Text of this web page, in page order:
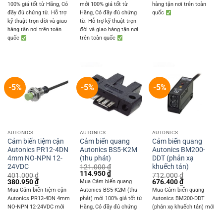
100% giá tốt từ Hãng, Có
đầy đủ chứng từ. Hỗ trợ
kỹ thuật trọn đời và giao
hàng tận nơi trên toàn
quốc
mới 100% giá tốt từ
Hãng, Có đầy đủ chứng
từ. Hỗ trợ kỹ thuật trọn
đời và giao hàng tận nơi
trên toàn quốc
hàng tận nơi trên toàn
quốc
-5%
AUTONICS
Cảm biến tiệm cận
Autonics PR12-4DN
4mm NO-NPN 12-
24VDC
401.000₫
Original
price
was:
401.000 ₫.
380.950₫Current
price
is:
380.950 ₫.
Mua Cảm biến tiệm cận
Autonics PR12-4DN 4mm
NO-NPN 12-24VDC mới
-5%
AUTONICS
Cảm biến quang
Autonics BS5-K2M
(thu phát)
121.000₫
Original
price
was:
121.000 ₫.
114.950₫Current
price
is:
114.950 ₫.
Mua Cảm biến quang
Autonics BS5-K2M (thu
phát) mới 100% giá tốt từ
Hãng, Có đầy đủ chứng
-5%
AUTONICS
Cảm biến quang
Autonics BM200-
DDT (phản xạ
khuếch tán)
712.000₫
Original
price
was:
712.000 ₫.
676.400₫Current
price
is:
676.400 ₫.
Mua Cảm biến quang
Autonics BM200-DDT
(phản xạ khuếch tán) mới